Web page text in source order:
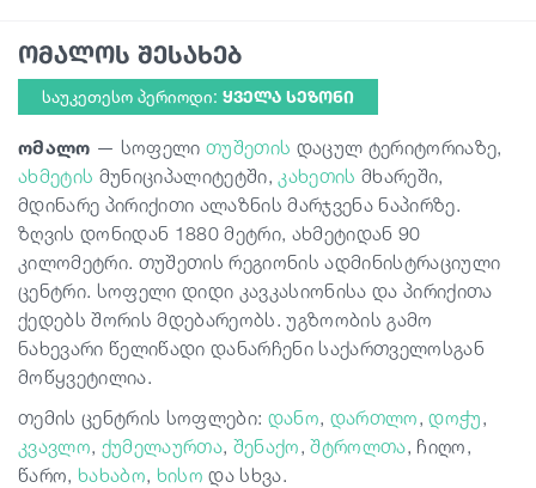
საქართველო
ომალოს შესახებ
საუკეთესო პერიოდი: ᲧᲕᲔᲚᲐ ᲡᲔᲖᲝᲜᲘ
ომალო — სოფელი თუშეთის დაცულ ტერიტორიაზე,
ახმეტის მუნიციპალიტეტში,კახეთის მხარეში,
მდინარე პირიქითი ალაზნის მარჯვენა ნაპირზე.
ზღვის დონიდან 1880 მეტრი, ახმეტიდან 90
კილომეტრი. თუშეთის რეგიონის ადმინისტრაციული
ცენტრი. სოფელი დიდი კავკასიონისა და პირიქითა
ქედებს შორის მდებარეობს. უგზოობის გამო
ნახევარი წელიწადი დანარჩენი საქართველოსგან
მოწყვეტილია.
თემის ცენტრის სოფლები: დანო, დართლო,დოჭუ,
კვავლო, ქუმელაურთა, შენაქო,შტროლთა, ჩიღო,
წარო, ხახაბო, ხისოდა სხვა.